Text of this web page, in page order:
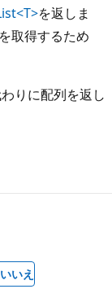
を返しま
取得するため
りに配列を返し
いいえ